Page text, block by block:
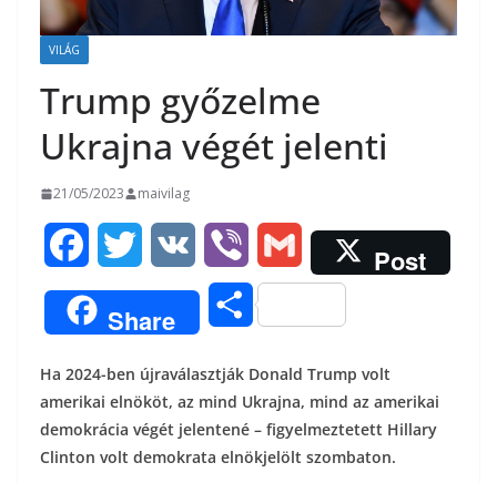
VILÁG
Trump győzelme
Ukrajna végét jelenti
21/05/2023 maivilag
a
c
e
b
o
w
i
t
t
e
K
i
b
e
m
a
l
Post
Share
O
s
z
Ha 2024-ben újraválasztják Donald Trump volt
amerikai elnököt, az mind Ukrajna, mind az amerikai
demokrácia végét jelentené – figyelmeztetett Hillary
Clinton volt demokrata elnökjelölt szombaton.